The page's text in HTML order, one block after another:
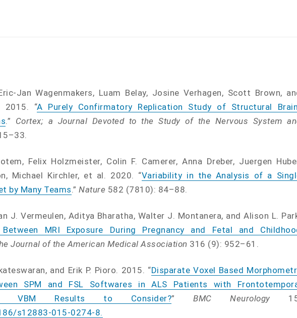
Jan Wagenmakers, Luam Belay, Josine Verhagen, Scott Brown,
2015. “A Purely Confirmatory Replication Study of Structural
.” Cortex; a Journal Devoted to the Study of the Nervous System
Felix Holzmeister, Colin F. Camerer, Anna Dreber, Juergen
Michael Kirchler, et al. 2020. “Variability in the Analysis of a
by Many Teams .” Nature 582 (7810): 84–88.
J. Vermeulen, Aditya Bharatha, Walter J. Montanera, and Alison L.
MRI Exposure During Pregnancy and Fetal and
Journal of the American Medical Association 316 (9): 952–61.
and Erik P. Pioro. 2015. “Disparate Voxel Based
SPM and FSL Softwares in ALS Patients with
VBM Results to Consider?”BMC Neurology
s12883-015-0274-8.